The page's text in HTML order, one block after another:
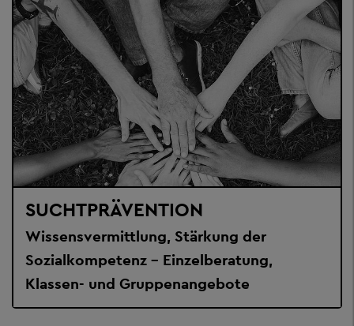
SUCHTPRÄVENTION
Wissensvermittlung, Stärkung der
Sozialkompetenz – Einzelberatung,
Klassen- und Gruppenangebote